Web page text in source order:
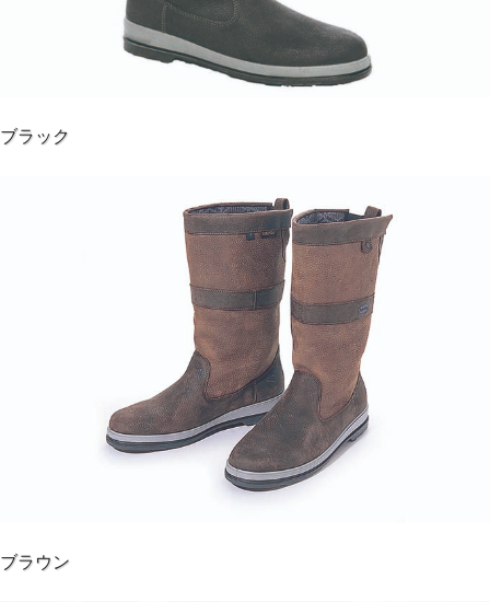
アイルランド伝統の職人技によって生まれた、海水に強く、
しなやかなオールレザー仕上げのマリンブーツ。
アッパーからインソールに至るまで Dry Fast-Dry Softレザー
レザーモデル。
は、撥水性に優れ、形柔らかさを保ち続けることができま
す。通常のレザーに比べて速乾性に長け、乾燥後も柔らかさ
を保ち続けるのが特徴です。
インナーはゴアテックスのフルラインドにより、高い透湿防
水性を持ち、快適さを確保。履き口の後部に伸縮素材を採
用、フィット性を向上するとともにふくらはぎが発達したセ
ーラーにも対応しています。
ミッドソールはポリウレタンとEVAクッションを併用。
アウトソールには F1 のレインタイヤをヒントに開発された
パテンテッド・パターン・ラバーを使用、さらにブーツ自体
の耐久性、防水性を高めるためにセメンテッド式製法で取り
色：ブラウン、ブラック、ネイビー×ブラウン
ブラック
ブラウン